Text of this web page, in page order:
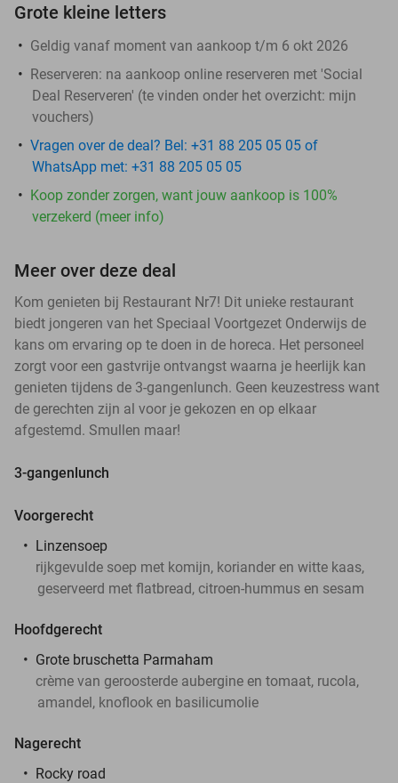
Grote kleine letters
Geldig vanaf moment van aankoop t/m 6 okt 2026
Reserveren: na aankoop online reserveren met 'Social
Deal Reserveren' (te vinden onder het overzicht: mijn
vouchers)
Vragen over de deal? Bel: +31 88 205 05 05 of
WhatsApp met: +31 88 205 05 05
Koop zonder zorgen, want jouw aankoop is 100%
verzekerd (meer info)
Meer over deze deal
Kom genieten bij Restaurant Nr7! Dit unieke restaurant
biedt jongeren van het Speciaal Voortgezet Onderwijs de
kans om ervaring op te doen in de horeca. Het personeel
zorgt voor een gastvrije ontvangst waarna je heerlijk kan
genieten tijdens de 3-gangenlunch. Geen keuzestress want
de gerechten zijn al voor je gekozen en op elkaar
afgestemd. Smullen maar!
3-gangenlunch
Voorgerecht
Linzensoep
rijkgevulde soep met komijn, koriander en witte kaas,
geserveerd met flatbread, citroen-hummus en sesam
Hoofdgerecht
Grote bruschetta Parmaham
crème van geroosterde aubergine en tomaat, rucola,
amandel, knoflook en basilicumolie
Nagerecht
Rocky road